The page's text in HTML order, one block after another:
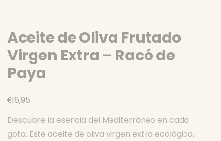
Aceite de Oliva Frutado
Virgen Extra – Racó de
Paya
€16,95
Descubre la esencia del Mediterráneo en cada
gota. Este aceite de oliva virgen extra ecológico,